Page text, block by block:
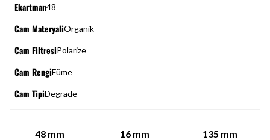
Ekartman48
Cam MateryaliOrganik
Cam FiltresiPolarize
Cam RengiFüme
Cam TipiDegrade
48 mm 16 mm 135 mm